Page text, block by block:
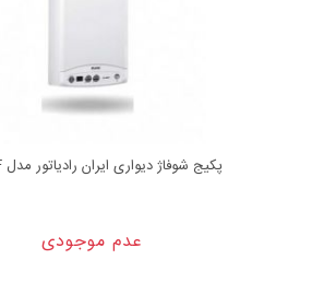
پکیج شوفاژ دیواری ایران رادیاتور مدل L36FF
عدم موجودی